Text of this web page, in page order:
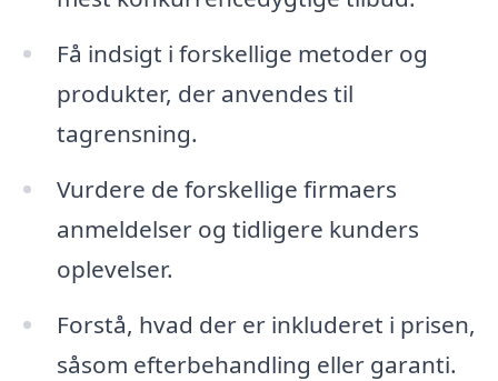
Få indsigt i forskellige metoder og
produkter, der anvendes til
tagrensning.
Vurdere de forskellige firmaers
anmeldelser og tidligere kunders
oplevelser.
Forstå, hvad der er inkluderet i prisen,
såsom efterbehandling eller garanti.